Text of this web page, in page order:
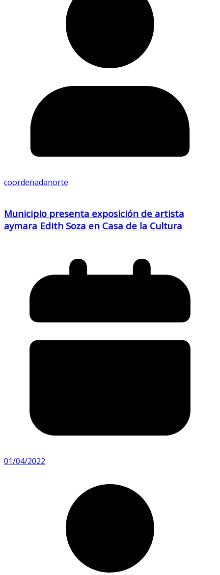
coordenadanorte
Municipio presenta exposición de artista
aymara Edith Soza en Casa de la Cultura
01/04/2022